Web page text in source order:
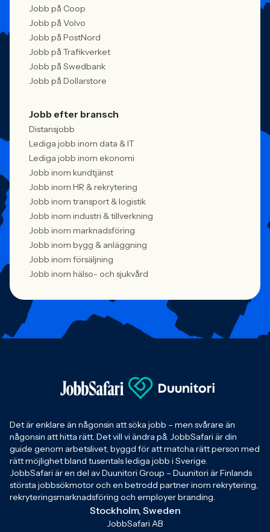
Jobb på Coop
Jobb på Volvo
Jobb på PostNord
Jobb på Trafikverket
Jobb på Swedbank
Jobb på Dollarstore
Jobb efter bransch
Distansjobb
Lediga jobb inom data & IT
Lediga jobb inom ekonomi
Jobb inom kundtjänst
Jobb inom HR & rekrytering
Jobb inom transport & logistik
Jobb inom industri & tillverkning
Jobb inom marknadsföring
Jobb inom bygg & anläggning
Jobb inom försäljning
Jobb inom hälso- och sjukvård
Det är enklare än någonsin att söka jobb – men svårare än
någonsin att hitta rätt. Det vill vi ändra på. JobbSafari är din
guide genom arbetslivet, byggd för att matcha rätt person med
rätt möjlighet bland tusentals lediga jobb i Sverige.
JobbSafari är en del av Duunitori Group – Duunitori är Finlands
största jobbsökmotor och en betrodd partner inom rekrytering,
rekryteringsmarknadsföring och employer branding.
Stockholm, Sweden
JobbSafari AB